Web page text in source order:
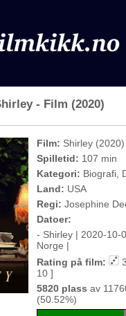
- Film (2020)
Film: Shirley (2020)
Spilletid: 107 min
Kategori: Biografi,
Land: USA
Regi: Josephine
Datoer:
- Shirley | 2020-10-
Norge |
Rating på film:
10 ]
5820 plass av
(50.52%)